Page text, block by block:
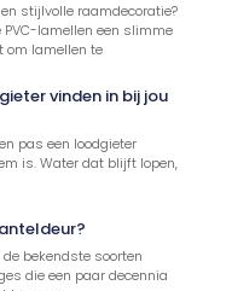
stijlvolle raamdecoratie?
lamellen een slimme
om lamellen te
vinden in bij jou
pas een loodgieter
is. Water dat blijft lopen,
bekendste soorten
die een paar decennia